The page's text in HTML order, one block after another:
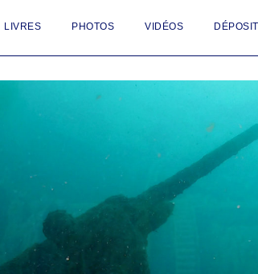
LIVRES PHOTOS VIDÉOS